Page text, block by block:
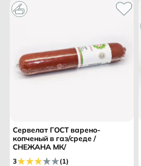
Сервелат ГОСТ варено-
копченый в газ/среде /
СНЕЖАНА МК/
3 (1)